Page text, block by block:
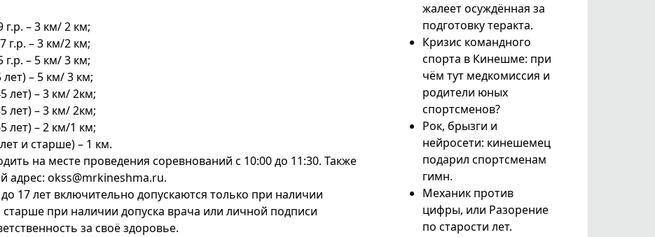
– 3 км/ 2 км;
г.р. – 3 км/2 км;
– 5 км/ 3 км;
– 5 км/ 3 км;
– 3 км/ 2км;
– 3 км/ 2км;
– 2 км/1 км;
и старше) – 1 км.
на месте проведения соревнований с 10:00 до 11:30. Также
адрес: okss@mrkineshma.ru.
17 лет включительно допускаются только при наличии
старше при наличии допуска врача или личной подписи
за своё здоровье.
жалеет осуждённая за
подготовку теракта.
Кризис командного
спорта в Кинешме: при
чём тут медкомиссия и
родители юных
спортсменов?
Рок, брызги и
нейросети: кинешемец
подарил спортсменам
гимн.
Механик против
цифры, или Разорение
по старости лет.